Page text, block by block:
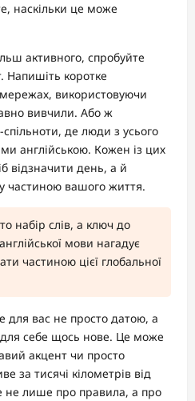
наскільки це може
активного, спробуйте
Напишіть коротке
використовуючи
вивчили. Або ж
де люди з усього
англійською. Кожен із цих
відзначити день, а й
частиною вашого життя.
набір слів, а ключ до
мови нагадує
частиною цієї глобальної
для вас не просто датою, а
себе щось нове. Це може
акцент чи просто
за тисячі кілометрів від
не лише про правила, а про